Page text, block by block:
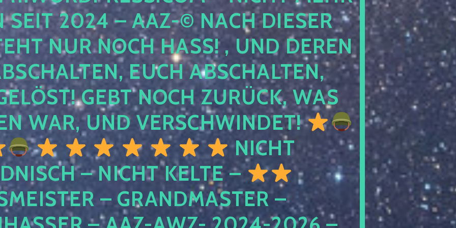
2024 – AAZ-© NACH DIESER NA
NUR NOCH HASS! , UND DEREN KI
EUCH ABSCHALTEN, EH
GEBT NOCH ZURÜCK, WAS AU
WAR, UND VERSCHWINDET!
NICHT
– NICHT KELTE –
– GRANDMASTER – S